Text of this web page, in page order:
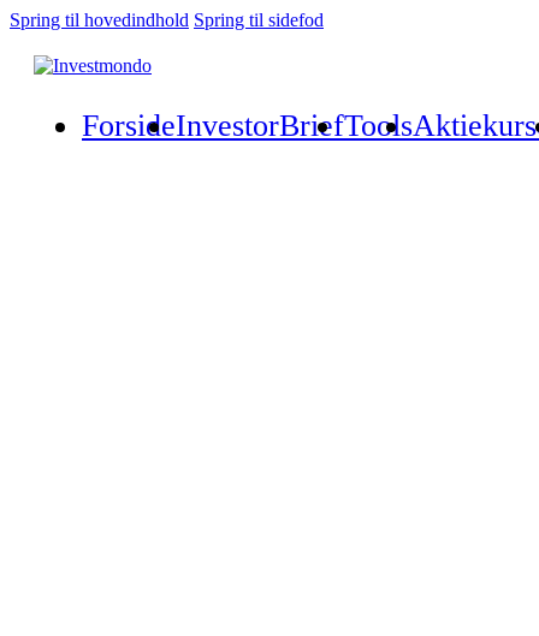
Spring til hovedindhold Spring til sidefod
ForsideInvestorBriefTools